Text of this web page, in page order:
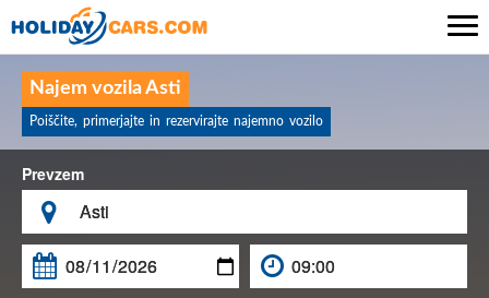
Najem vozila Asti
Poiščite, primerjajte in rezervirajte najemno vozilo
Prevzem

